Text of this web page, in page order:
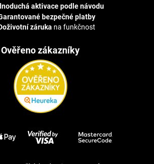
aktivace podle návodu
bezpečné platby
záruka na funkčnost
Ověřeno zákazníky